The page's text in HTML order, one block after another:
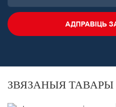
АДПРАВІЦЬ
ЗВЯЗАНЫЯ ТАВАРЫ